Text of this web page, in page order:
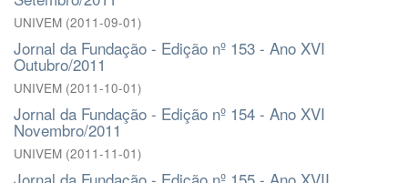
UNIVEM (2011-09-01)
Jornal da Fundação - Edição nº 153 - Ano XVI
Outubro/2011
UNIVEM (2011-10-01)
Jornal da Fundação - Edição nº 154 - Ano XVI
Novembro/2011
UNIVEM (2011-11-01)